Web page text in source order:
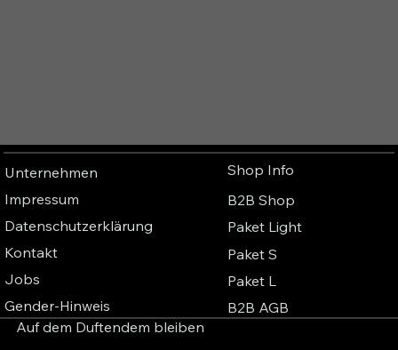
Unternehmen
Impressum
Datenschutzerklärung
Kontakt
Jobs
Gender-Hinweis
Shop Info
B2B Shop
Paket Light
Paket S
Paket L
B2B AGB
Auf dem Duftendem bleiben